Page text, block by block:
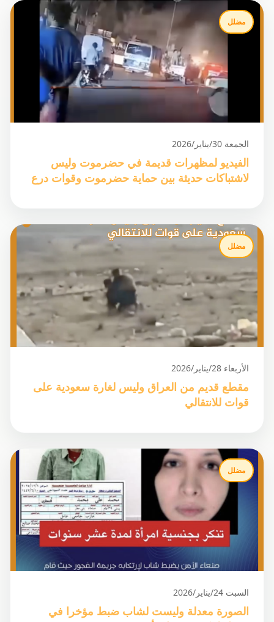
مضلل
الجمعة 30/يناير/2026
الفيديو لمظهرات قديمة في حضرموت وليس
لاشتباكات حديثة بين حماية‎ حضرموت وقوات درع
مضلل
الأربعاء 28/يناير/2026
مقطع قديم من العراق وليس لغارة سعودية على
قوات للانتقالي
مضلل
السبت 24/يناير/2026
الصورة معدلة وليست لشاب ضبط مؤخرا في